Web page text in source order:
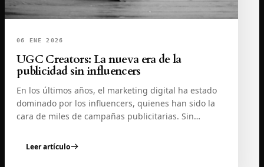
06 ENE 2026
UGC Creators: La nueva era de la
publicidad sin influencers
En los últimos años, el marketing digital ha estado
dominado por los influencers, quienes han sido la
cara de miles de campañas publicitarias. Sin…
Leer artículo